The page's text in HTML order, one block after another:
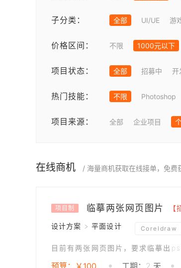
子分类： 全部 UI/UE 游
价格区间： 不限 1000元以下
项目状态： 全部 招募中 开
热门技能： 不限 Photoshop
项目来源： 全部 企业项目
在线商机 / 海量商机获取在线接单，免费
项目制 临摹两张网页图片 【
设计方案 > 平面设计 Coreldraw
目前有两张网页图片，要求临摹出
预算：￥100 工期：2 天